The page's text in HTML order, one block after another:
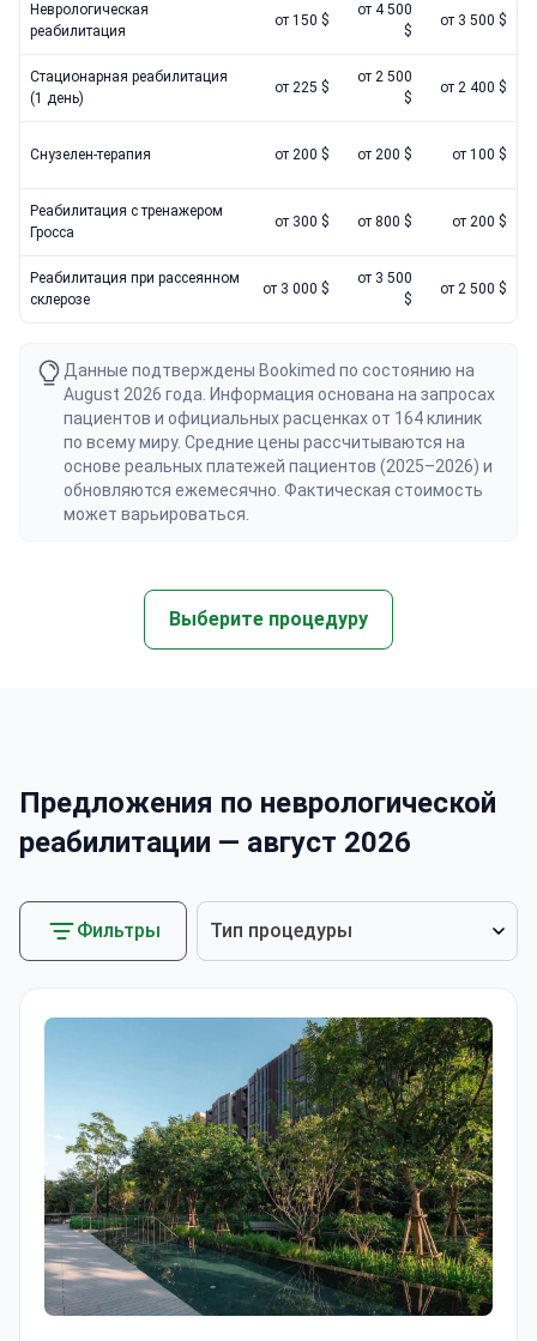
Неврологическая
реабилитация
от 150 $
от 4 500
$
от 3 500 $
Стационарная реабилитация
(1 день)
от 225 $
от 2 500
$
от 2 400 $
Снузелен-терапия от 200 $ от 200 $ от 100 $
Реабилитация с тренажером
Гросса
от 300 $ от 800 $ от 200 $
Реабилитация при рассеянном
склерозе
от 3 000 $
от 3 500
$
от 2 500 $
Данные подтверждены Bookimed по состоянию на
August 2026 года. Информация основана на запросах
пациентов и официальных расценках от 164 клиник
по всему миру. Средние цены рассчитываются на
основе реальных платежей пациентов (2025–2026) и
обновляются ежемесячно. Фактическая стоимость
может варьироваться.
Выберите процедуру
Предложения по неврологической
реабилитации — август 2026
Фильтры Тип процедуры